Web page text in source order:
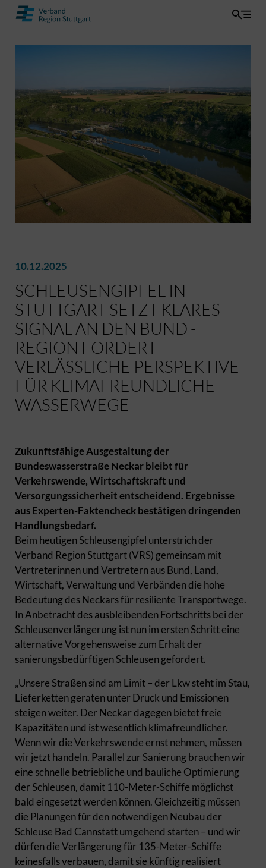
10.12.2025
SCHLEUSENGIPFEL IN
STUTTGART SETZT KLARES
SIGNAL AN DEN BUND -
REGION FORDERT
VERLÄSSLICHE PERSPEKTIVE
FÜR KLIMAFREUNDLICHE
WASSERWEGE
Zukunftsfähige Ausgestaltung der
Bundeswasserstraße Neckar bleibt für
Verkehrswende, Wirtschaftskraft und
Versorgungssicherheit entscheidend. Ergebnisse
aus Experten-Faktencheck bestätigen dringenden
Handlungsbedarf.
Beim heutigen Schleusengipfel unterstrich der
Verband Region Stuttgart (VRS) gemeinsam mit
Vertreterinnen und Vertretern aus Bund, Land,
Wirtschaft, Verwaltung und Verbänden die hohe
Bedeutung des Neckars für resiliente Transportwege.
In Anbetracht des ausbleibenden Fortschritts bei der
Schleusenverlängerung ist nun im ersten Schritt eine
alternative Vorgehensweise zum Erhalt der
sanierungsbedürftigen Schleusen gefordert.
„Unsere Straßen sind am Limit – der Lkw steht im Stau,
Lieferketten geraten unter Druck und Emissionen
steigen weiter. Der Neckar dagegen bietet freie
Kapazitäten und ist wesentlich klimafreundlicher.
Wenn wir die Verkehrswende ernst nehmen, müssen
wir jetzt handeln. Parallel zur Sanierung brauchen wir
eine schnelle betriebliche und bauliche Optimierung
der Schleusen, damit 110-Meter-Schiffe möglichst
bald eingesetzt werden können. Gleichzeitig müssen
die Planungen für den notwendigen Neubau der
Schleuse Bad Cannstatt umgehend starten – und wir
dürfen die Verlängerung für 135-Meter-Schiffe
keinesfalls verbauen, damit sie künftig realisiert